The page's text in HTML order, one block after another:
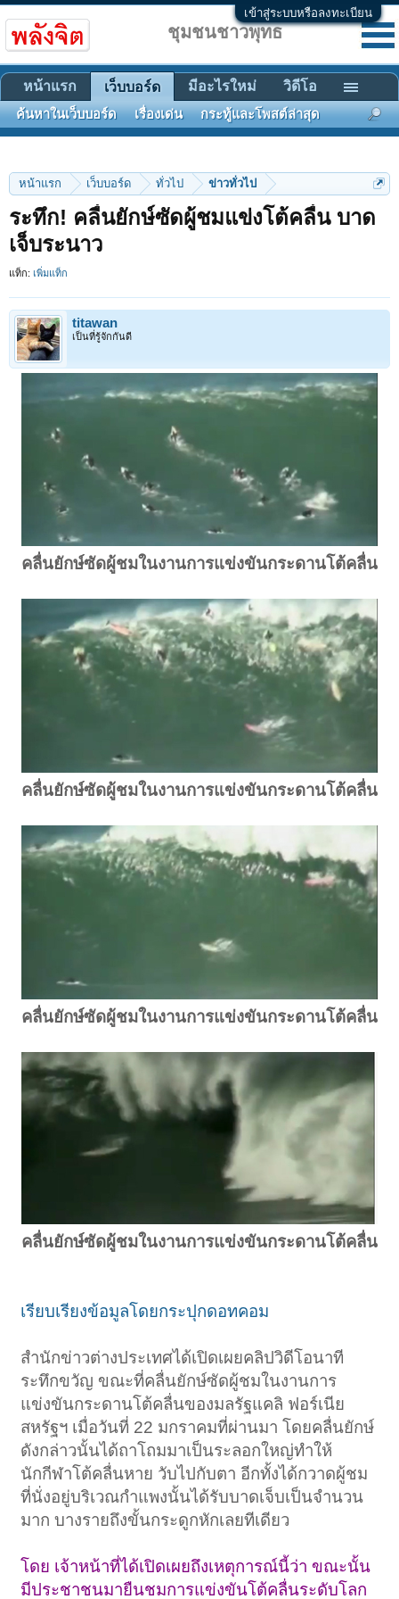
เข้าสู่ระบบหรือลงทะเบียน
หน้าแรก เว็บบอร์ด ทั่วไป ข่าวทั่วไป
ระทึก! คลื่นยักษ์ซัดผู้ชมแข่งโต้คลื่น บาด
เจ็บระนาว
แท็ก: เพิ่มแท็ก
titawan
เป็นที่รู้จักกันดี
คลื่นยักษ์ซัดผู้ชมในงานการแข่งขันกระดานโต้คลื่น
คลื่นยักษ์ซัดผู้ชมในงานการแข่งขันกระดานโต้คลื่น
คลื่นยักษ์ซัดผู้ชมในงานการแข่งขันกระดานโต้คลื่น
คลื่นยักษ์ซัดผู้ชมในงานการแข่งขันกระดานโต้คลื่น
เรียบเรียงข้อมูลโดยกระปุกดอทคอม
สำนักข่าวต่างประเทศได้เปิดเผยคลิปวิดีโอนาที
ระทึกขวัญ ขณะที่คลื่นยักษ์ซัดผู้ชมในงานการ
แข่งขันกระดานโต้คลื่นของมลรัฐแคลิ ฟอร์เนีย
สหรัฐฯ เมื่อวันที่ 22 มกราคมที่ผ่านมา โดยคลื่นยักษ์
ดังกล่าวนั้นได้ถาโถมมาเป็นระลอกใหญ่ทำให้
นักกีฬาโต้คลื่นหาย วับไปกับตา อีกทั้งได้กวาดผู้ชม
ที่นั่งอยู่บริเวณกำแพงนั้นได้รับบาดเจ็บเป็นจำนวน
มาก บางรายถึงขั้นกระดูกหักเลยทีเดียว
โดย เจ้าหน้าที่ได้เปิดเผยถึงเหตุการณ์นี้ว่า ขณะนั้น
มีประชาชนมายืนชมการแข่งขันโต้คลื่นระดับโลก
ชุมชนชาวพุทธ
หน้าแรก เว็บบอร์ด
ค้นหาในเว็บบอร์ด เรื่องเด่น กระทู้และโพสต์ล่าสุด
มีอะไรใหม่ วิดีโอ